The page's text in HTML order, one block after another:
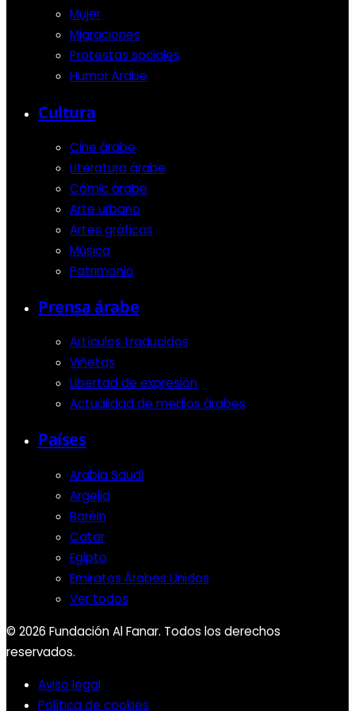
Mujer
Migraciones
Protestas sociales
Humor Árabe
Cultura
Cine árabe
Literatura árabe
Cómic árabe
Arte urbano
Artes gráficas
Música
Patrimonio
Prensa árabe
Artículos traducidos
Viñetas
Libertad de expresión
Actualidad de medios árabes
Países
Arabia Saudí
Argelia
Baréin
Catar
Egipto
Emiratos Árabes Unidos
Ver todos
© 2026 Fundación Al Fanar. Todos los derechos
reservados.
Aviso legal
Política de cookies